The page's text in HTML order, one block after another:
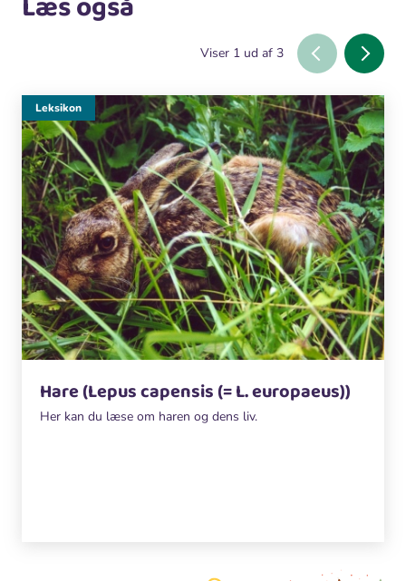
Viser 1 ud af 3
Hare (Lepus capensis (= L. europaeus))
Her kan du læse om haren og dens liv.
Leksikon